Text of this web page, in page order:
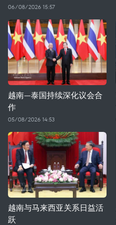
06/08/2026 15:57
越南—泰国持续深化议会合
作
05/08/2026 14:53
越南与马来西亚关系日益活
跃